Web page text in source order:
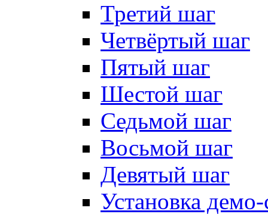
Третий шаг
Четвёртый шаг
Пятый шаг
Шестой шаг
Седьмой шаг
Восьмой шаг
Девятый шаг
Установка